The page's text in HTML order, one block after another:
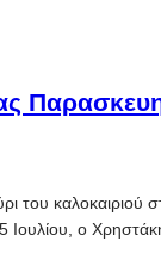
του καλοκαιριού
Ιουλίου, ο